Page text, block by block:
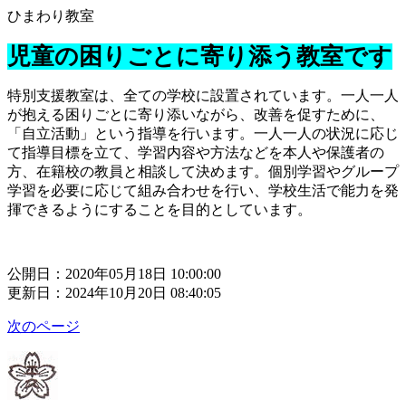
ひまわり教室
児童の困りごとに寄り添う教室です
特別支援教室は、全ての学校に設置されています。一人一人
が抱える困りごとに寄り添いながら、改善を促すために、
「自立活動」という指導を行います。一人一人の状況に応じ
て指導目標を立て、学習内容や方法などを本人や保護者の
方、在籍校の教員と相談して決めます。個別学習やグループ
学習を必要に応じて組み合わせを行い、学校生活で能力を発
揮できるようにすることを目的としています。
公開日：2020年05月18日 10:00:00
更新日：2024年10月20日 08:40:05
次のページ